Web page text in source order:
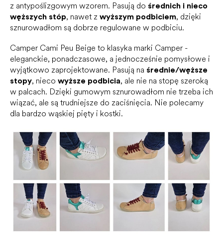
z antypoślizgowym wzorem. Pasują do średnich i nieco
węższych stóp, nawet z wyższym podbiciem, dzięki
sznurowadłom są dobrze regulowane w podbiciu.
Camper Cami Peu Beige to klasyka marki Camper -
eleganckie, ponadczasowe, a jednocześnie pomysłowe i
wyjątkowo zaprojektowane. Pasują na średnie/węższe
stopy, nieco wyższe podbicia, ale nie na stopę szeroką
w palcach. Dzięki gumowym sznurowadłom nie trzeba ich
wiązać, ale są trudniejsze do zaciśnięcia. Nie polecamy
dla bardzo wąskiej pięty i kostki.